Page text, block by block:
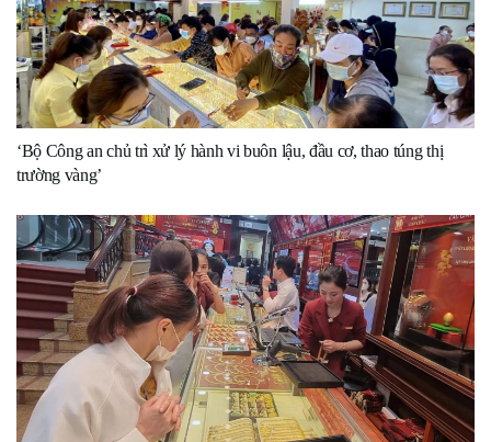
‘Bộ Công an chủ trì xử lý hành vi buôn lậu, đầu cơ, thao túng thị
trường vàng’